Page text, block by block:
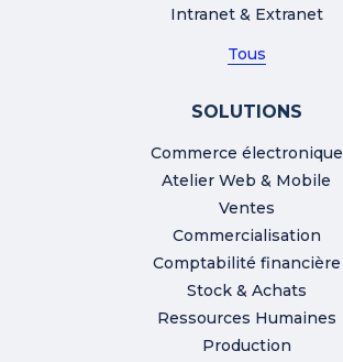
Intranet & Extranet
Tous
SOLUTIONS
Commerce électronique
Atelier Web & Mobile
Ventes
Commercialisation
Comptabilité financière
Stock & Achats
Ressources Humaines
Production